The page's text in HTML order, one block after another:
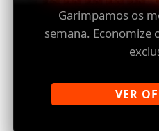
Garimpamos os
semana. Economize
VER